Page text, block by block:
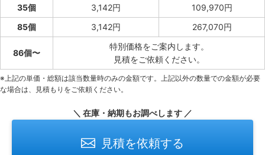
35個
3,142円
109,970円
85個
3,142円 267,070円
86個〜
特別価格をご案内します。
見積をご依頼ください。
※上記の単価・総額は該当数量時のみの金額です。上記以外の数量での金額が必要
な場合は、見積もりをご依頼ください。
＼ 在庫・納期もお調べします ／
見積を依頼する